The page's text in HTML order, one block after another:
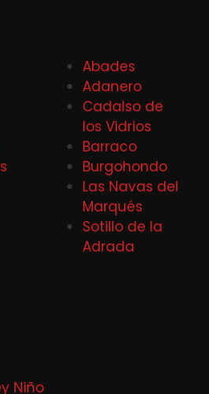
Abades
Adanero
Cadalso de
los Vidrios
Barraco
Burgohondo
Las Navas del
Marqués
Sotillo de la
Adrada
Niño